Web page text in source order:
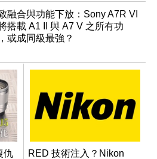
融合與功能下放：Sony A7R VI
搭載 A1 II 與 A7 V 之所有功
或成同級最強？
仇
RED 技術注入？Nikon